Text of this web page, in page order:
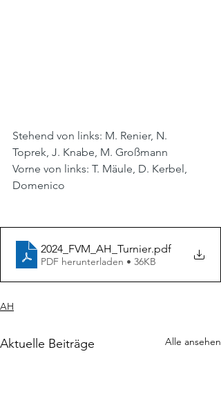
Stehend von links: M. Renier, N.
Toprek, J. Knabe, M. Großmann
Vorne von links: T. Mäule, D. Kerbel,
Domenico
2024_FVM_AH_Turnier.pdf
PDF herunterladen • 36KB
AH
Aktuelle Beiträge Alle ansehen